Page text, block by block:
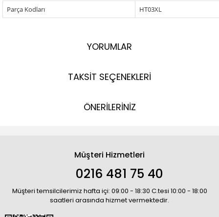
Parça Kodları HT03XL
YORUMLAR
TAKSİT SEÇENEKLERİ
ÖNERİLERİNİZ
Müşteri Hizmetleri
0216 481 75 40
Müşteri temsilcilerimiz hafta içi: 09:00 - 18:30 C.tesi 10:00 - 18:00
saatleri arasında hizmet vermektedir.